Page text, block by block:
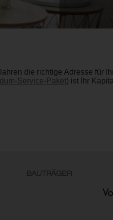
die richtige Adresse für
Service-Paket) ist Ihr
BAUTRÄGER